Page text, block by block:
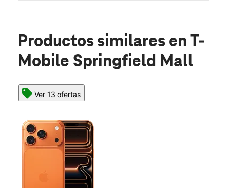
Productos similares en T-
Mobile Springfield Mall
Ver 13 ofertas